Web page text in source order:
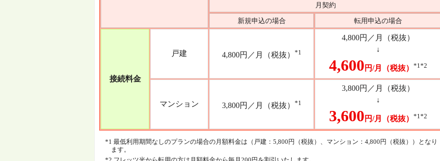
月契約
新規申込の場合
転用申込の場合
接続料金
戸建 4,800円／月（税抜） *1
4,800円／月（税抜）
↓
4,600 円/月（税抜） *1*2
マンション 3,800円／月（税抜） *1
3,800円／月（税抜）
↓
3,600 円/月（税抜） *1*2
*1 最低利用期間なしのプランの場合の月額料金は（戸建：5,800円（税抜）、マンション：4,800円（税抜））となり
ます。